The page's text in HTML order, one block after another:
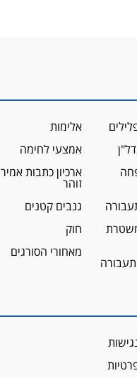
תעבורה
אלימות
אמצעי לחימה
ארכיון כתבות אמיר
זוהר
גנבים קטנים
חוק
מאחורי הסורגים